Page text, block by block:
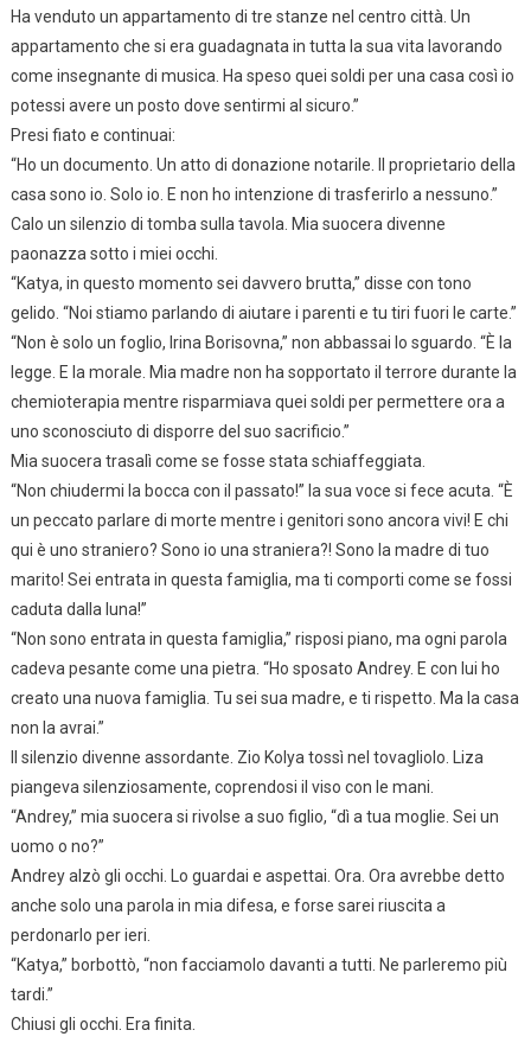
Ha venduto un appartamento di tre stanze nel centro città. Un
appartamento che si era guadagnata in tutta la sua vita lavorando
come insegnante di musica. Ha speso quei soldi per una casa così io
potessi avere un posto dove sentirmi al sicuro.”
Presi fiato e continuai:
“Ho un documento. Un atto di donazione notarile. Il proprietario della
casa sono io. Solo io. E non ho intenzione di trasferirlo a nessuno.”
Calo un silenzio di tomba sulla tavola. Mia suocera divenne
paonazza sotto i miei occhi.
“Katya, in questo momento sei davvero brutta,” disse con tono
gelido. “Noi stiamo parlando di aiutare i parenti e tu tiri fuori le carte.”
“Non è solo un foglio, Irina Borisovna,” non abbassai lo sguardo. “È la
legge. E la morale. Mia madre non ha sopportato il terrore durante la
chemioterapia mentre risparmiava quei soldi per permettere ora a
uno sconosciuto di disporre del suo sacrificio.”
Mia suocera trasalì come se fosse stata schiaffeggiata.
“Non chiudermi la bocca con il passato!” la sua voce si fece acuta. “È
un peccato parlare di morte mentre i genitori sono ancora vivi! E chi
qui è uno straniero? Sono io una straniera?! Sono la madre di tuo
marito! Sei entrata in questa famiglia, ma ti comporti come se fossi
caduta dalla luna!”
“Non sono entrata in questa famiglia,” risposi piano, ma ogni parola
cadeva pesante come una pietra. “Ho sposato Andrey. E con lui ho
creato una nuova famiglia. Tu sei sua madre, e ti rispetto. Ma la casa
non la avrai.”
Il silenzio divenne assordante. Zio Kolya tossì nel tovagliolo. Liza
piangeva silenziosamente, coprendosi il viso con le mani.
“Andrey,” mia suocera si rivolse a suo figlio, “dì a tua moglie. Sei un
uomo o no?”
Andrey alzò gli occhi. Lo guardai e aspettai. Ora. Ora avrebbe detto
anche solo una parola in mia difesa, e forse sarei riuscita a
perdonarlo per ieri.
“Katya,” borbottò, “non facciamolo davanti a tutti. Ne parleremo più
tardi.”
Chiusi gli occhi. Era finita.